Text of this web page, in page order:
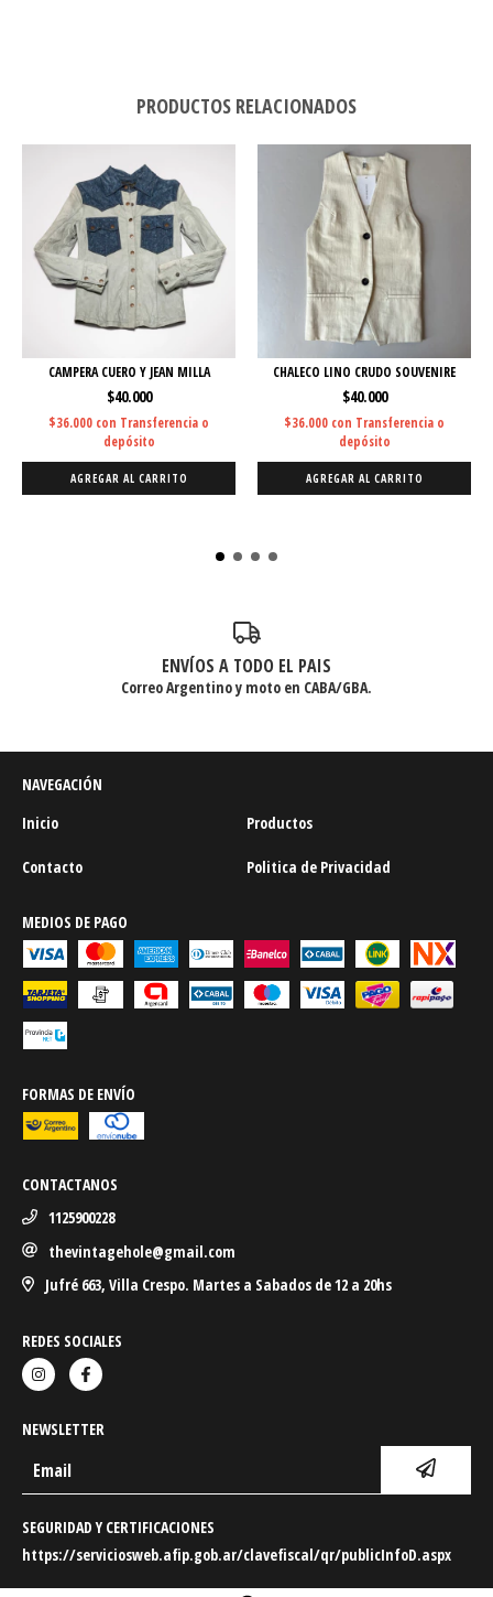
PRODUCTOS RELACIONADOS
CAMPERA CUERO Y JEAN MILLA
$40.000
$36.000 con Transferencia o
depósito
AGREGAR AL CARRITO
CHALECO LINO CRUDO SOUVENIRE
$40.000
$36.000 con Transferencia o
depósito
AGREGAR AL CARRITO
ENVÍOS A TODO EL PAIS
Correo Argentino y moto en CABA/GBA.
NAVEGACIÓN
Inicio
Productos
Contacto Politica de Privacidad
MEDIOS DE PAGO
FORMAS DE ENVÍO
CONTACTANOS
1125900228
thevintagehole@gmail.com
Jufré 663, Villa Crespo. Martes a Sabados de 12 a 20hs
REDES SOCIALES
NEWSLETTER
SEGURIDAD Y CERTIFICACIONES
https://serviciosweb.afip.gob.ar/clavefiscal/qr/publicInfoD.aspx